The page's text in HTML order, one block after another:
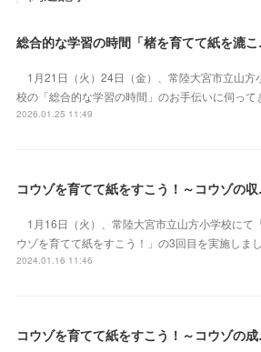
総合
1月21日（火）24日（金）、常陸大宮市立山方
校の「総合的な学習の時間」のお手伝いに伺って
2026.01.25 11:49
コウゾ
1月16日（火）、常陸大宮市立山方小学校にて
ウゾを育てて紙をすこう！」の3回目を実施しま
2024.01.16 11:46
コウゾ